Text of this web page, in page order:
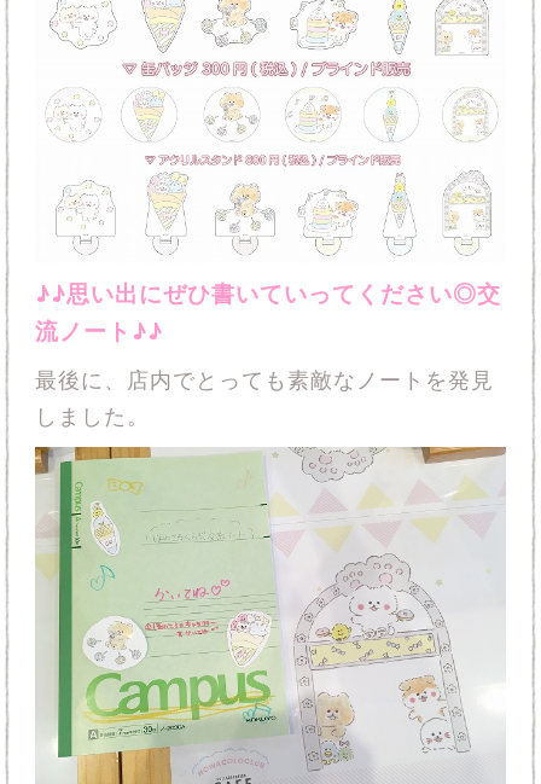
♪♪思い出にぜひ書いていってください◎交
流ノート♪♪
最後に、店内でとっても素敵なノートを発見
しました。